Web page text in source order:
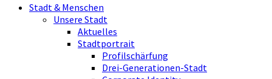
Stadt & Menschen
Unsere Stadt
Aktuelles
Stadtportrait
Profilschärfung
Drei-Generationen-Stadt